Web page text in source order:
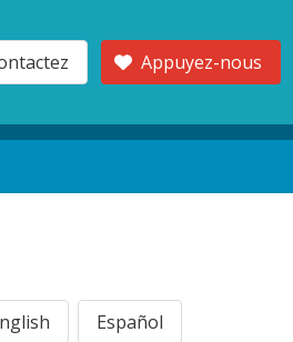
Appuyez-nous
Español